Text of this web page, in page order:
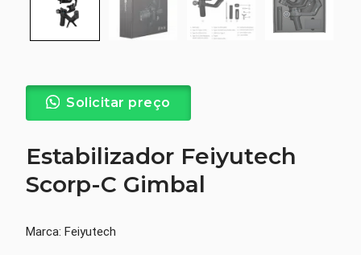
Solicitar preço
Estabilizador Feiyutech
Scorp-C Gimbal
Marca: Feiyutech